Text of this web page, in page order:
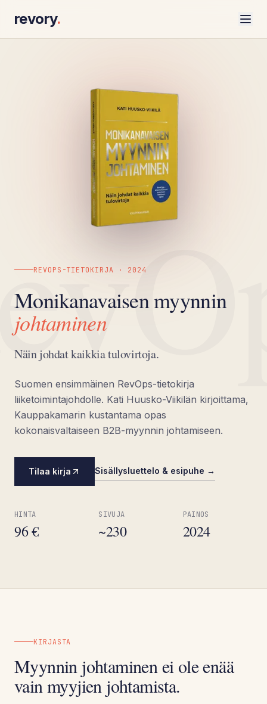
revory.
REVOPS-TIETOKIRJA · 2024
Monikanavaisen myynnin
johtaminen
Näin johdat kaikkia tulovirtoja.
Suomen ensimmäinen RevOps-tietokirja
liiketoimintajohdolle. Kati Huusko-Viikilän kirjoittama,
Kauppakamarin kustantama opas
kokonaisvaltaiseen B2B-myynnin johtamiseen.
Tilaa kirja Sisällysluettelo & esipuhe →
HINTA
96 €
SIVUJA
~230
PAINOS
2024
KIRJASTA
Myynnin johtaminen ei ole enää
vain myyjien johtamista.